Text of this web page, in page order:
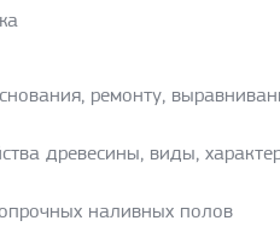
ремонту,
древесины, виды,
наливных полов